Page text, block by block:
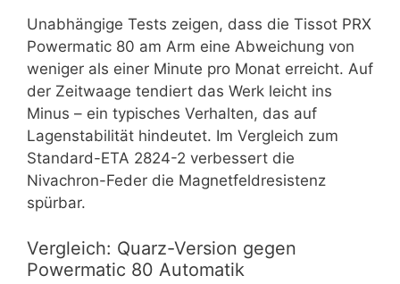
Unabhängige Tests zeigen, dass die Tissot PRX
Powermatic 80 am Arm eine Abweichung von
weniger als einer Minute pro Monat erreicht. Auf
der Zeitwaage tendiert das Werk leicht ins
Minus – ein typisches Verhalten, das auf
Lagenstabilität hindeutet. Im Vergleich zum
Standard-ETA 2824-2 verbessert die
Nivachron-Feder die Magnetfeldresistenz
spürbar.
Vergleich: Quarz-Version gegen
Powermatic 80 Automatik